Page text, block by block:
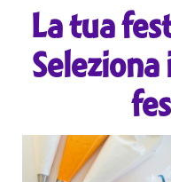
La tua